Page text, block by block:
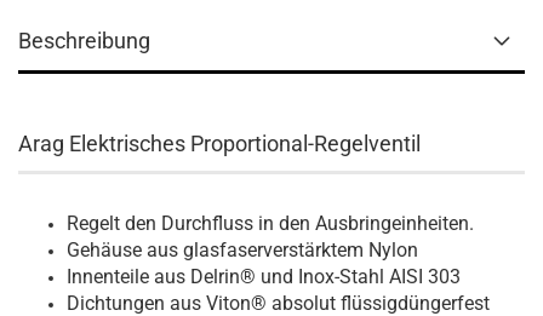
Beschreibung
Arag Elektrisches Proportional-Regelventil
Regelt den Durchfluss in den Ausbringeinheiten.
Gehäuse aus glasfaserverstärktem Nylon
Innenteile aus Delrin® und Inox-Stahl AISI 303
Dichtungen aus Viton® absolut flüssigdüngerfest